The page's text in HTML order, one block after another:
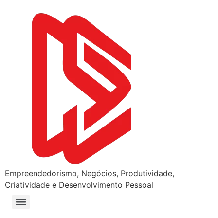
Empreendedorismo, Negócios, Produtividade,
Criatividade e Desenvolvimento Pessoal